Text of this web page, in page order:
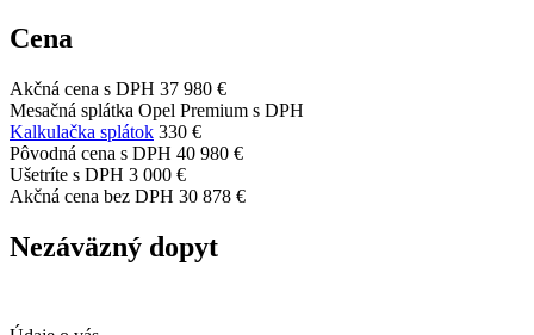
Cena
Akčná cena s DPH 37 980 €
Mesačná splátka Opel Premium s DPH
Kalkulačka splátok 330 €
Pôvodná cena s DPH 40 980 €
Ušetríte s DPH 3 000 €
Akčná cena bez DPH 30 878 €
Nezáväzný dopyt